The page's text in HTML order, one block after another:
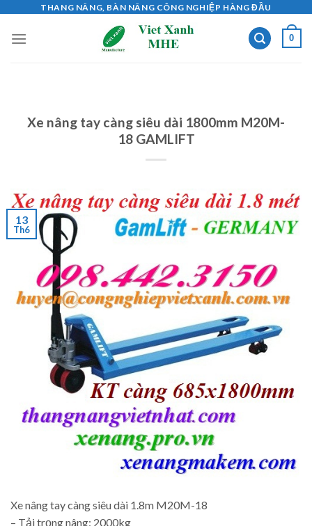
content
THANG NÂNG, BÀN NÂNG CÔNG NGHIỆP HÀNG ĐẦU
0
Xe nâng tay càng siêu dài 1800mm M20M-
18 GAMLIFT
13
Th6
Xe nâng tay càng siêu dài 1.8m M20M-18
– Tải trọng nâng: 2000kg